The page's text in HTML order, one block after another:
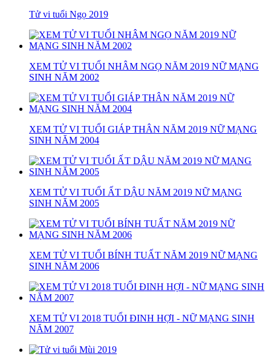
Tử vi tuổi Ngọ 2019
XEM TỬ VI TUỔI NHÂM NGỌ NĂM 2019 NỮ MẠNG
SINH NĂM 2002
XEM TỬ VI TUỔI GIÁP THÂN NĂM 2019 NỮ MẠNG
SINH NĂM 2004
XEM TỬ VI TUỔI ẤT DẬU NĂM 2019 NỮ MẠNG
SINH NĂM 2005
XEM TỬ VI TUỔI BÍNH TUẤT NĂM 2019 NỮ MẠNG
SINH NĂM 2006
XEM TỬ VI 2018 TUỔI ĐINH HỢI - NỮ MẠNG SINH
NĂM 2007